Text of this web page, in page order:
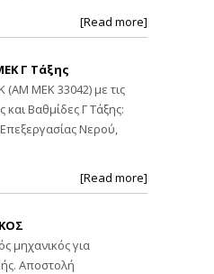
[Read more]
Γ Τάξης
(ΑΜ ΜΕΚ 33042) με τις
Βαθμίδες Γ Τάξης:
Νερού,
[Read more]
μηχανικός για
Αποστολή